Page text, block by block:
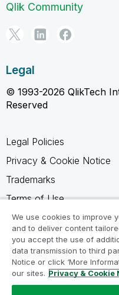
Qlik Community
Legal
© 1993-2026 QlikTech
Reserved
Legal Policies
Privacy & Cookie Notice
Trademarks
Terms of Use
Legal Agreements
Product Terms
Do not share my info
We use cookies to improve
and to deliver content
you accept the use of
data transmission to third
Notice or click ‘More
our sites. Privacy & Cookie